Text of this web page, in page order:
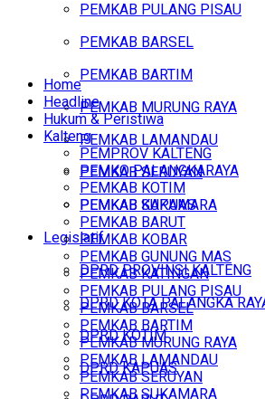
PEMKAB PULANG PISAU
PEMKAB BARSEL
PEMKAB BARTIM
PEMKAB MURUNG RAYA
PEMKAB LAMANDAU
PEMKAB SERUYAN
PEMKAB SUKAMARA
Legislatif
DPRD PROVINSI KALTENG
DPRD KOTA PALANGKA
DPRD KOTIM
DPRD KAPUAS
Home
Headline
Hukum & Peristiwa
Kalteng
PEMPROV KALTENG
PEMKO PALANGKARAYA
PEMKAB KOTIM
PEMKAB KAPUAS
PEMKAB BARUT
PEMKAB KOBAR
PEMKAB GUNUNG MAS
PEMKAB KATINGAN
PEMKAB PULANG PISAU
PEMKAB BARSEL
PEMKAB BARTIM
PEMKAB MURUNG RAYA
PEMKAB LAMANDAU
PEMKAB SERUYAN
PEMKAB SUKAMARA